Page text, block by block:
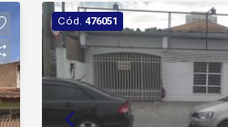
Cód. 476051